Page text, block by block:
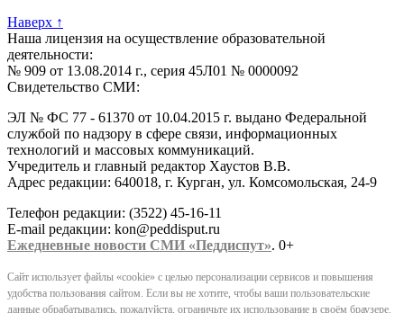
Наверх ↑
Наша лицензия на осуществление образовательной
деятельности:
№ 909 от 13.08.2014 г., серия 45Л01 № 0000092
Свидетельство СМИ:
ЭЛ № ФС 77 - 61370 от 10.04.2015 г. выдано Федеральной
службой по надзору в сфере связи, информационных
технологий и массовых коммуникаций.
Учредитель и главный редактор Хаустов В.В.
Адрес редакции: 640018, г. Курган, ул. Комсомольская, 24-9
Телефон редакции: (3522) 45-16-11
E-mail редакции: kon@peddisput.ru
Ежедневные новости СМИ «Педдиспут». 0+
Сайт использует файлы «cookie» с целью персонализации сервисов и повышения
удобства пользования сайтом. Если вы не хотите, чтобы ваши пользовательские
данные обрабатывались, пожалуйста, ограничьте их использование в своём браузере.